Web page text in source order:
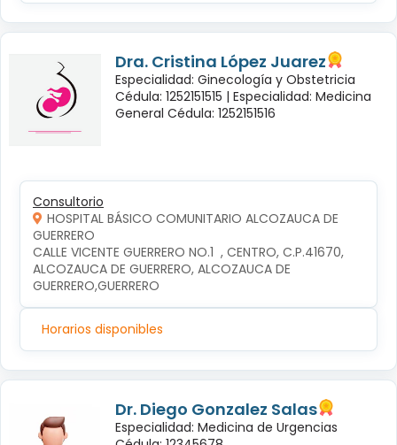
Dra. Cristina López Juarez
Especialidad: Ginecología y Obstetricia
Cédula: 1252151515 | Especialidad: Medicina
General Cédula: 1252151516
Consultorio
HOSPITAL BÁSICO COMUNITARIO ALCOZAUCA DE
GUERRERO
CALLE VICENTE GUERRERO NO.1  , CENTRO, C.P.41670,
ALCOZAUCA DE GUERRERO, ALCOZAUCA DE
GUERRERO,GUERRERO
Horarios disponibles
Dr. Diego Gonzalez Salas
Especialidad: Medicina de Urgencias